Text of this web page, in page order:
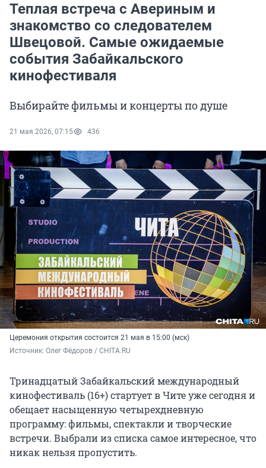
Теплая встреча с Авериным и
знакомство со следователем
Швецовой. Самые ожидаемые
события Забайкальского
кинофестиваля
Выбирайте фильмы и концерты по душе
21 мая 2026, 07:15 436
Церемония открытия состоится 21 мая в 15:00 (мск)
Источник: Олег Фёдоров / CHITA.RU
Тринадцатый Забайкальский международный
кинофестиваль (16+)стартует в Чите уже сегодня и
обещает насыщенную четырехдневную
программу: фильмы, спектакли и творческие
встречи. Выбрали из списка самое интересное, что
никак нельзя пропустить.